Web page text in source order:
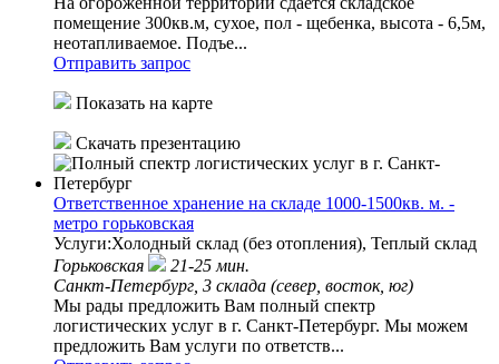
помещение 300кв.м, сухое, пол - щебенка, высота - 6,5м,
неотапливаемое. Подъе...
Отправить запрос
Показать на карте
Скачать презентацию
Ответственное хранение на складе 1000-1500кв. м. -
метро горьковская
Услуги:Холодный склад (без отопления), Теплый склад
Горьковская
21-25 мин.
Санкт-Петербург, 3 склада (север, восток, юг)
Мы рады предложить Вам полный спектр
логистических услуг в г. Санкт-Петербург. Мы можем
предложить Вам услуги по ответств...